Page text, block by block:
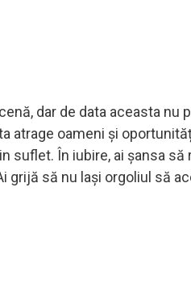
dar de data aceasta nu
atrage oameni și
suflet. În iubire, ai șansa
grijă să nu lași orgoliul să